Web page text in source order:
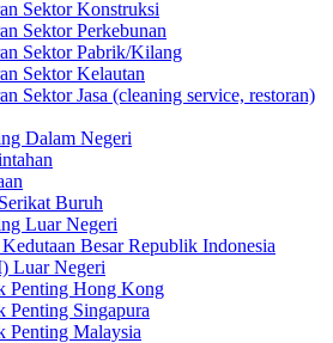
Sektor Konstruksi
Sektor Perkebunan
Sektor Pabrik/Kilang
Sektor Kelautan
Sektor Jasa (cleaning service, restoran)
Dalam Negeri
Buruh
Luar Negeri
Besar Republik Indonesia
Luar Negeri
Penting Hong Kong
Penting Singapura
Penting Malaysia